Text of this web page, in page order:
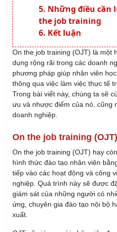
Những điều cần
the job training
Kết luận
On the job training (OJT) là một
dụng rộng rãi trong các doanh
phương pháp giúp nhân viên
thông qua việc làm việc thực tế
Trong bài viết này, chúng ta sẽ
ưu và nhược điểm của nó,
doanh nghiệp.
On the job training
On the job training (OJT) hay
hình thức đào tạo nhân viên
tiếp vào các hoạt động và công
nghiệp. Quá trình này sẽ được
giám sát của những người có
ứng, chuyên gia đào tạo nội bộ
xuất.
OJT sẽ giúp người nhân viên